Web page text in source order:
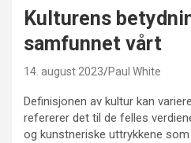
Kulturens
samfunnet vårt
14. august 2023 Paul White
Definisjonen av kultur kan
refererer det til de felles
og kunstneriske uttrykkene